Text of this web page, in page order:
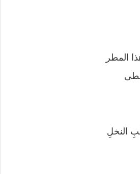
المطر
النخلِ